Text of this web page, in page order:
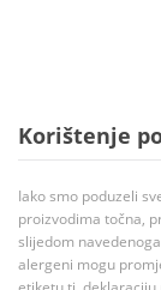
Korištenje
Iako smo poduzeli
proizvodima točna,
slijedom
alergeni mogu